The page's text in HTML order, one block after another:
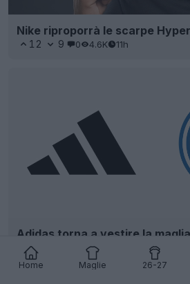
Home Maglie 26-27
Nike riproporrà le scarpe
12 9 0 4.6K 11h
Adidas torna a vestire la
27 3.3K